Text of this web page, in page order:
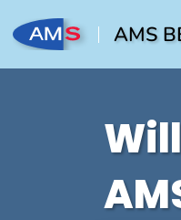
AMS